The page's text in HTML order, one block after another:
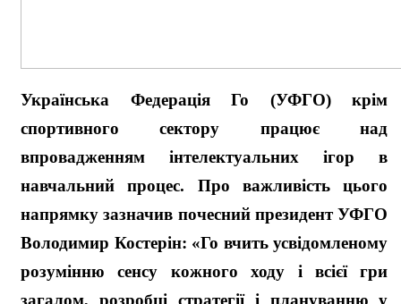
Українська Федерація Го (УФГО) крім
спортивного сектору працює над
впровадженням інтелектуальних ігор в
навчальний процес. Про важливість цього
напрямку зазначив почесний президент УФГО
Володимир Костерін: «Го вчить усвідомленому
розумінню сенсу кожного ходу і всієї гри
загалом, розробці стратегії і плануванню у